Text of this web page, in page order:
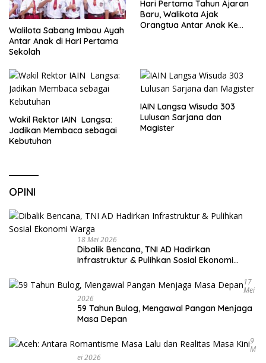
Walilota Sabang Imbau Ayah
Antar Anak di Hari Pertama
Sekolah
Hari Pertama Tahun Ajaran
Baru, Walikota Ajak
Orangtua Antar Anak Ke
Wakil Rektor IAIN Langsa:
Jadikan Membaca sebagai
Kebutuhan
IAIN Langsa Wisuda 303
Lulusan Sarjana dan
Magister
OPINI
18 Mei 2026
Dibalik Bencana, TNI AD Hadirkan
Infrastruktur & Pulihkan Sosial Ekonomi
17
Mei
2026
59 Tahun Bulog, Mengawal Pangan Menjaga
Masa Depan
9
M
Ei 2026